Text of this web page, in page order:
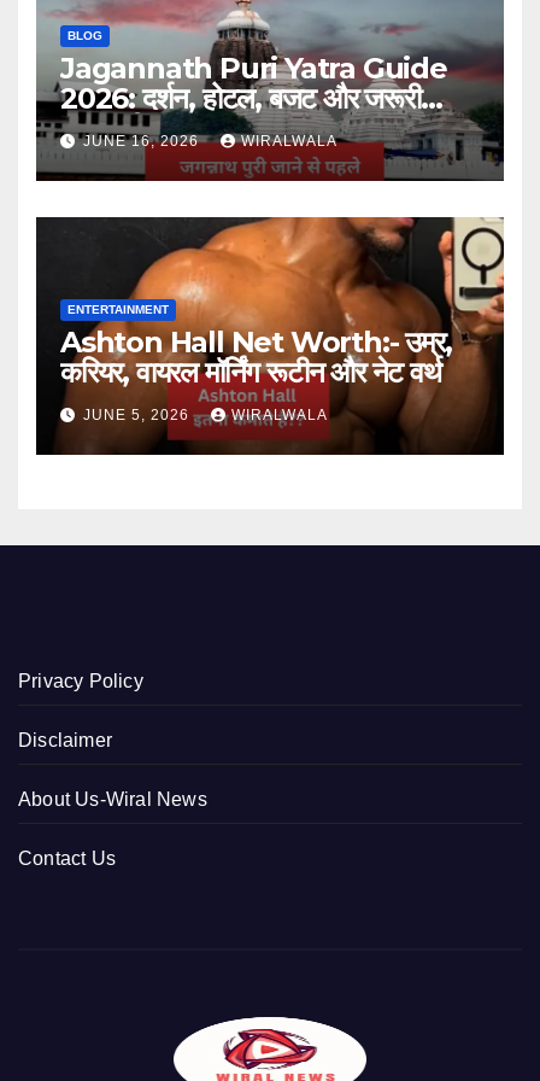
BLOG
Jagannath Puri Yatra Guide
2026: दर्शन, होटल, बजट और जरूरी
जानकारी
JUNE 16, 2026 WIRALWALA
ENTERTAINMENT
Ashton Hall Net Worth:- उम्र,
करियर, वायरल मॉर्निंग रूटीन और नेट वर्थ
JUNE 5, 2026 WIRALWALA
Privacy Policy
Disclaimer
About Us-Wiral News
Contact Us